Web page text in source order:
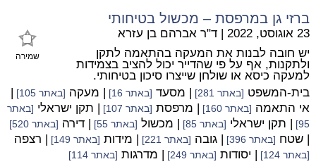
ברזי גן במרפסת – מכשול בטיחותי
שמירה
23 אוגוסט, 2022 | ד"ר אברהם בן עזרא
יש חובה לבנות את המעקה בהתאמה לתקן
ולתקנות, אף על פי שהדייר יכול להציב בצמידות
למעקה כיסא או שולחן שייצרו סיכון בטיחותי.
בית-המשפט [באתר 281] | מסעד [באתר 16] | מעקה [באתר 105]
|
אי התאמה [באתר 160] | מרפסת [באתר 107] | תקן ישראלי [באתר
95]
| תקן ישראלי [באתר 85] | מכשול [באתר 55] | דירה [באתר 520]
| שטח [באתר 396] | גובה [באתר 221] | מידות [באתר 149] | רצפה
[באתר 124] | יסודות [באתר 249] | מדרגות [באתר 114]